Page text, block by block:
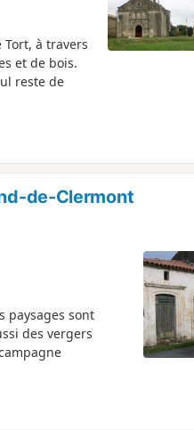
à travers
et de bois.
reste de
de-Clermont
paysages sont
des vergers